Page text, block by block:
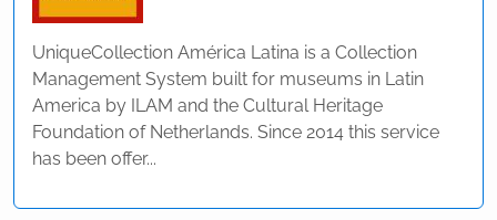
UniqueCollection América Latina is a Collection
Management System built for museums in Latin
America by ILAM and the Cultural Heritage
Foundation of Netherlands. Since 2014 this service
has been offer...